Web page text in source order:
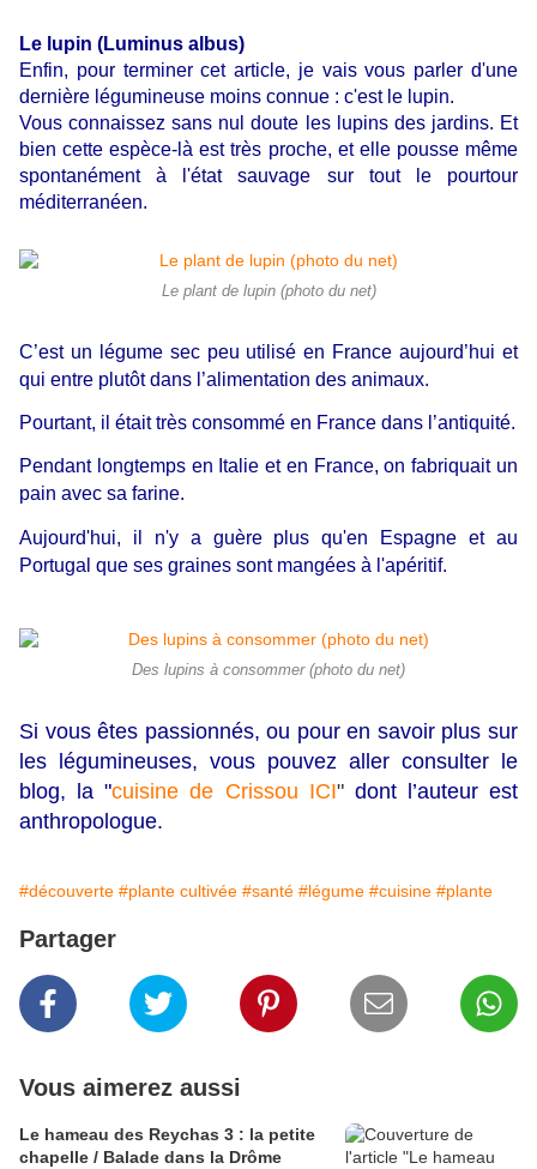
Le lupin (Luminus albus)
Enfin, pour terminer cet article, je vais vous parler d'une
dernière légumineuse moins connue : c'est le lupin.
Vous connaissez sans nul doute les lupins des jardins. Et
bien cette espèce-là est très proche, et elle pousse même
spontanément à l'état sauvage sur tout le pourtour
méditerranéen.
Le plant de lupin (photo du net)
C’est un légume sec peu utilisé en France aujourd’hui et
qui entre plutôt dans l’alimentation des animaux.
Pourtant, il était très consommé en France dans l’antiquité.
Pendant longtemps en Italie et en France, on fabriquait un
pain avec sa farine.
Aujourd'hui, il n'y a guère plus qu'en Espagne et au
Portugal que ses graines sont mangées à l'apéritif.
Des lupins à consommer (photo du net)
Si vous êtes passionnés, ou pour en savoir plus sur
les légumineuses, vous pouvez aller consulter le
blog, la "cuisine de Crissou ICI"dont l’auteur est
anthropologue.
#découverte #plante cultivée #santé #légume #cuisine #plante
Partager
Vous aimerez aussi
Le hameau des Reychas 3 : la petite
chapelle / Balade dans la Drôme